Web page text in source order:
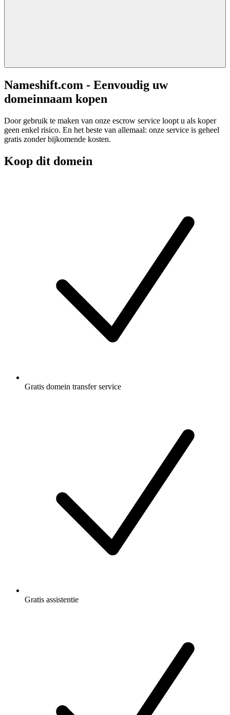
Nameshift.com - Eenvoudig uw
domeinnaam kopen
Door gebruik te maken van onze escrow service loopt u als koper
geen enkel risico. En het beste van allemaal: onze service is geheel
gratis zonder bijkomende kosten.
Koop dit domein
Gratis domein transfer service
Gratis assistentie